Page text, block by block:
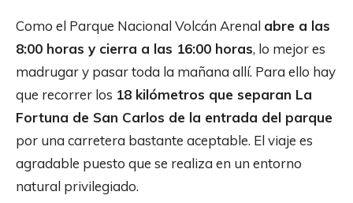
Como el Parque Nacional Volcán Arenal abre a las
8:00 horas y cierra a las 16:00 horas, lo mejor es
madrugar y pasar toda la mañana allí. Para ello hay
que recorrer los 18 kilómetros que separan La
Fortuna de San Carlos de la entrada del parque
por una carretera bastante aceptable. El viaje es
agradable puesto que se realiza en un entorno
natural privilegiado.